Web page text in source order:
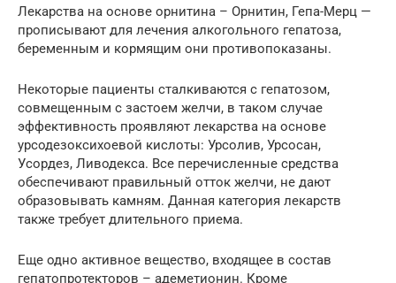
Лекарства на основе орнитина – Орнитин, Гепа-Мерц —
прописывают для лечения алкогольного гепатоза,
беременным и кормящим они противопоказаны.
Некоторые пациенты сталкиваются с гепатозом,
совмещенным с застоем желчи, в таком случае
эффективность проявляют лекарства на основе
урсодезоксихоевой кислоты: Урсолив, Урсосан,
Усордез, Ливодекса. Все перечисленные средства
обеспечивают правильный отток желчи, не дают
образовывать камням. Данная категория лекарств
также требует длительного приема.
Еще одно активное вещество, входящее в состав
гепатопротекторов – адеметионин. Кроме